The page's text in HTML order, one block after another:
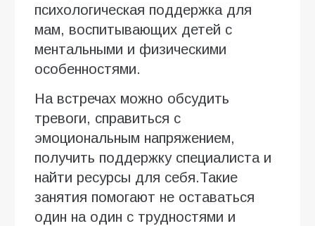
психологическая поддержка для
мам, воспитывающих детей с
ментальными и физическими
особенностями.
На встречах можно обсудить
тревоги, справиться с
эмоциональным напряжением,
получить поддержку специалиста и
найти ресурсы для себя.Такие
занятия помогают не оставаться
один на один с трудностями и